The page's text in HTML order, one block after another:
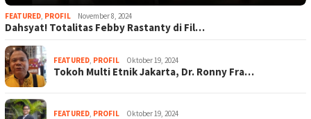
FEATURED, PROFIL November 8, 2024
Dahsyat! Totalitas Febby Rastanty di Fil…
FEATURED, PROFIL Oktober 19, 2024
Tokoh Multi Etnik Jakarta, Dr. Ronny Fra…
FEATURED, PROFIL Oktober 19, 2024